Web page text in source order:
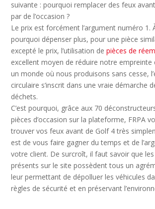
suivante : pourquoi remplacer des feux
par de l’occasion ?
Le prix est forcément l’argument numéro 1.
pourquoi dépenser plus, pour une pièce
excepté le prix, l’utilisation depièces de
excellent moyen de réduire notre empreinte
un monde où nous produisons sans cesse,
circulaire s’inscrit dans une vraie démarche
déchets.
C’est pourquoi, grâce aux 70
pièces d’occasion sur la plateforme, FRPA
trouver vos feux avant de Golf 4 très
est de vous faire gagner du temps et de
votre client. De surcroît, il faut savoir que
présents sur le site possèdent tous un
leur permettant de dépolluer les véhicules
règles de sécurité et en préservant